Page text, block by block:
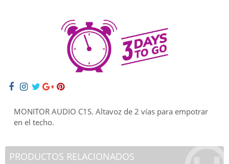
MONITOR AUDIO C1S. Altavoz de 2 vías para empotrar
en el techo.
PRODUCTOS RELACIONADOS